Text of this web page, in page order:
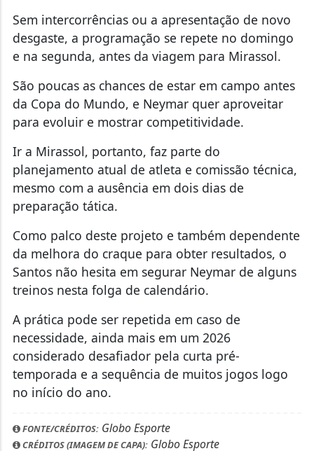
Sem intercorrências ou a apresentação de novo
desgaste, a programação se repete no domingo
e na segunda, antes da viagem para Mirassol.
São poucas as chances de estar em campo antes
da Copa do Mundo, e Neymar quer aproveitar
para evoluir e mostrar competitividade.
Ir a Mirassol, portanto, faz parte do
planejamento atual de atleta e comissão técnica,
mesmo com a ausência em dois dias de
preparação tática.
Como palco deste projeto e também dependente
da melhora do craque para obter resultados, o
Santos não hesita em segurar Neymar de alguns
treinos nesta folga de calendário.
A prática pode ser repetida em caso de
necessidade, ainda mais em um 2026
considerado desafiador pela curta pré-
temporada e a sequência de muitos jogos logo
no início do ano.
FONTE/CRÉDITOS:Globo Esporte
CRÉDITOS (IMAGEM DE CAPA):Globo Esporte